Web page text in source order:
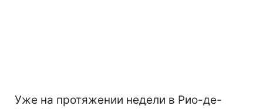
Уже на протяжении недели в Рио-де-